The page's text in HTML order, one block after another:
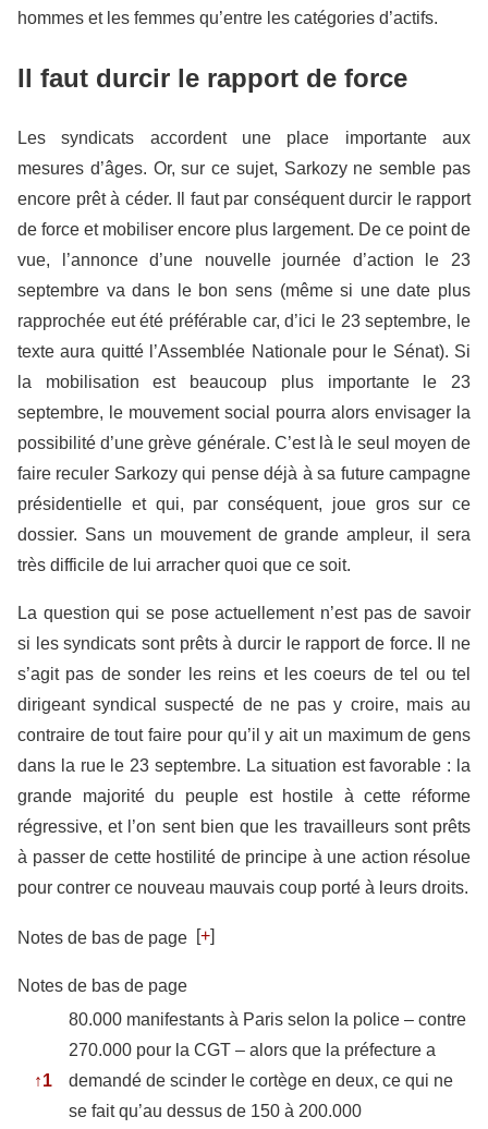
hommes et les femmes qu’entre les catégories d’actifs.
Il faut durcir le rapport de force
Les syndicats accordent une place importante aux
mesures d’âges. Or, sur ce sujet, Sarkozy ne semble pas
encore prêt à céder. Il faut par conséquent durcir le rapport
de force et mobiliser encore plus largement. De ce point de
vue, l’annonce d’une nouvelle journée d’action le 23
septembre va dans le bon sens (même si une date plus
rapprochée eut été préférable car, d’ici le 23 septembre, le
texte aura quitté l’Assemblée Nationale pour le Sénat). Si
la mobilisation est beaucoup plus importante le 23
septembre, le mouvement social pourra alors envisager la
possibilité d’une grève générale. C’est là le seul moyen de
faire reculer Sarkozy qui pense déjà à sa future campagne
présidentielle et qui, par conséquent, joue gros sur ce
dossier. Sans un mouvement de grande ampleur, il sera
très difficile de lui arracher quoi que ce soit.
La question qui se pose actuellement n’est pas de savoir
si les syndicats sont prêts à durcir le rapport de force. Il ne
s’agit pas de sonder les reins et les coeurs de tel ou tel
dirigeant syndical suspecté de ne pas y croire, mais au
contraire de tout faire pour qu’il y ait un maximum de gens
dans la rue le 23 septembre. La situation est favorable : la
grande majorité du peuple est hostile à cette réforme
régressive, et l’on sent bien que les travailleurs sont prêts
à passer de cette hostilité de principe à une action résolue
pour contrer ce nouveau mauvais coup porté à leurs droits.
Notes de bas de page [+]
Notes de bas de page
↑1
80.000 manifestants à Paris selon la police – contre
270.000 pour la CGT – alors que la préfecture a
demandé de scinder le cortège en deux, ce qui ne
se fait qu’au dessus de 150 à 200.000